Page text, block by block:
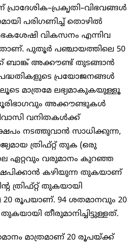
പ്രാദേശിക–പ്രകൃതി–വിഭവങ്ങൾ
പരിഗണിച്ച് തൊഴിൽ
വികസനം എന്നിവ
പുതൂർ പഞ്ചായത്തിലെ 50
ബാങ്ക് അക്കൗണ്ട് തുടങ്ങാൻ
പ്രയോജനങ്ങൾ
മാത്രമേ ലഭ്യമാകുകയുള്ളൂ
അക്കൗണ്ടുകൾ
വനിതകൾക്ക്
നടത്തുവാൻ സാധിക്കുന്ന,
ത്രിഫ്റ്റ് തുക (ഒരു
ഏറ്റവും വരുമാനം കുറഞ്ഞ
കഴിയുന്ന തുകയാണ്
ത്രിഫ്റ്റ് തുകയായി
രൂപയാണ്. 94 ശതമാനവും 20
തീരുമാനിച്ചിട്ടുള്ളത്.
മാത്രമാണ് 20 രൂപയ്ക്ക്